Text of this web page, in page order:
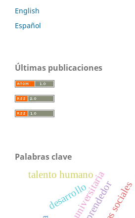
English
Español
Últimas publicaciones
Palabras clave
desarrolloemprendedor
talento humano